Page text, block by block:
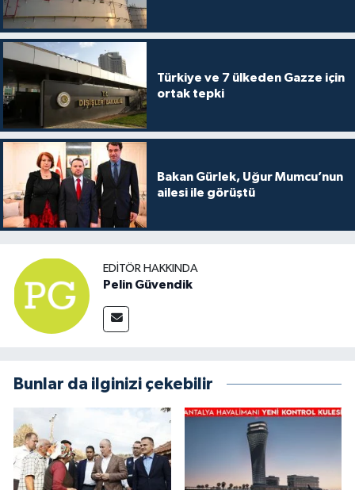
Türkiye ve 7 ülkeden Gazze için
ortak tepki
Bakan Gürlek, Uğur Mumcu’nun
ailesi ile görüştü
EDITÖR HAKKINDA
Pelin Güvendik
Bunlar da ilginizi çekebilir